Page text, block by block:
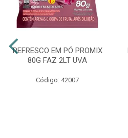
REFRESCO EM PÓ PROMIX
80G FAZ 2LT UVA
Código: 42007